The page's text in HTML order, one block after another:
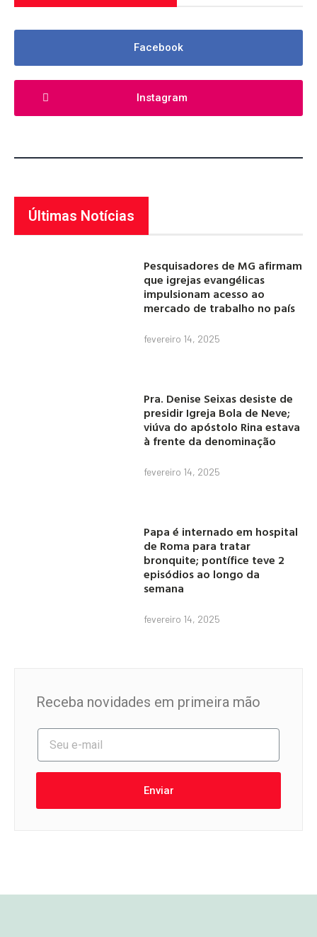
Facebook
Instagram
Últimas Notícias
Pesquisadores de MG afirmam
que igrejas evangélicas
impulsionam acesso ao
mercado de trabalho no país
fevereiro 14, 2025
Pra. Denise Seixas desiste de
presidir Igreja Bola de Neve;
viúva do apóstolo Rina estava
à frente da denominação
fevereiro 14, 2025
Papa é internado em hospital
de Roma para tratar
bronquite; pontífice teve 2
episódios ao longo da
semana
fevereiro 14, 2025
Receba novidades em primeira mão
Enviar